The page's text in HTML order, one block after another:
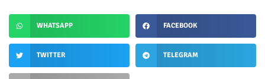
WHATSAPP FACEBOOK
TWITTER TELEGRAM